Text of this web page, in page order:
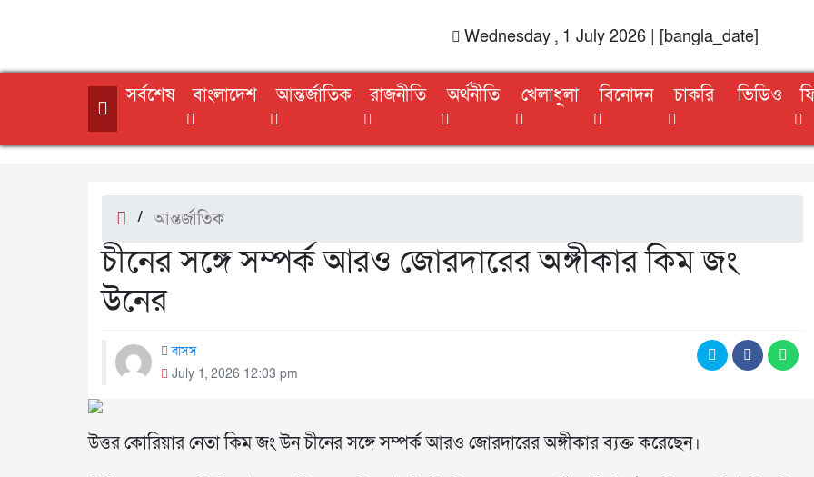
Wednesday , 1 July 2026 | [bangla_date]
সর্বশেষ বাংলাদেশ আন্তর্জাতিক রাজনীতি অর্থনীতি খেলাধুলা বিনোদন চাকরি ভিডিও
/আন্তর্জাতিক
চীনের সঙ্গে সম্পর্ক আরও জোরদারের অঙ্গীকার কিম জং
উনের
বাসস
July 1, 2026 12:03 pm
উত্তর কোরিয়ার নেতা কিম জং উন চীনের সঙ্গে সম্পর্ক আরও জোরদারের অঙ্গীকার ব্যক্ত করেছেন।